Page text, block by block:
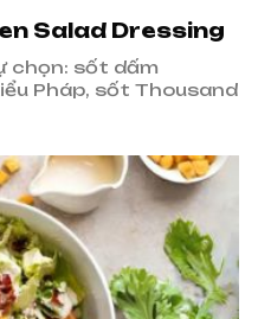
Salad Dressing
chọn: sốt dấm
Pháp, sốt Thousand